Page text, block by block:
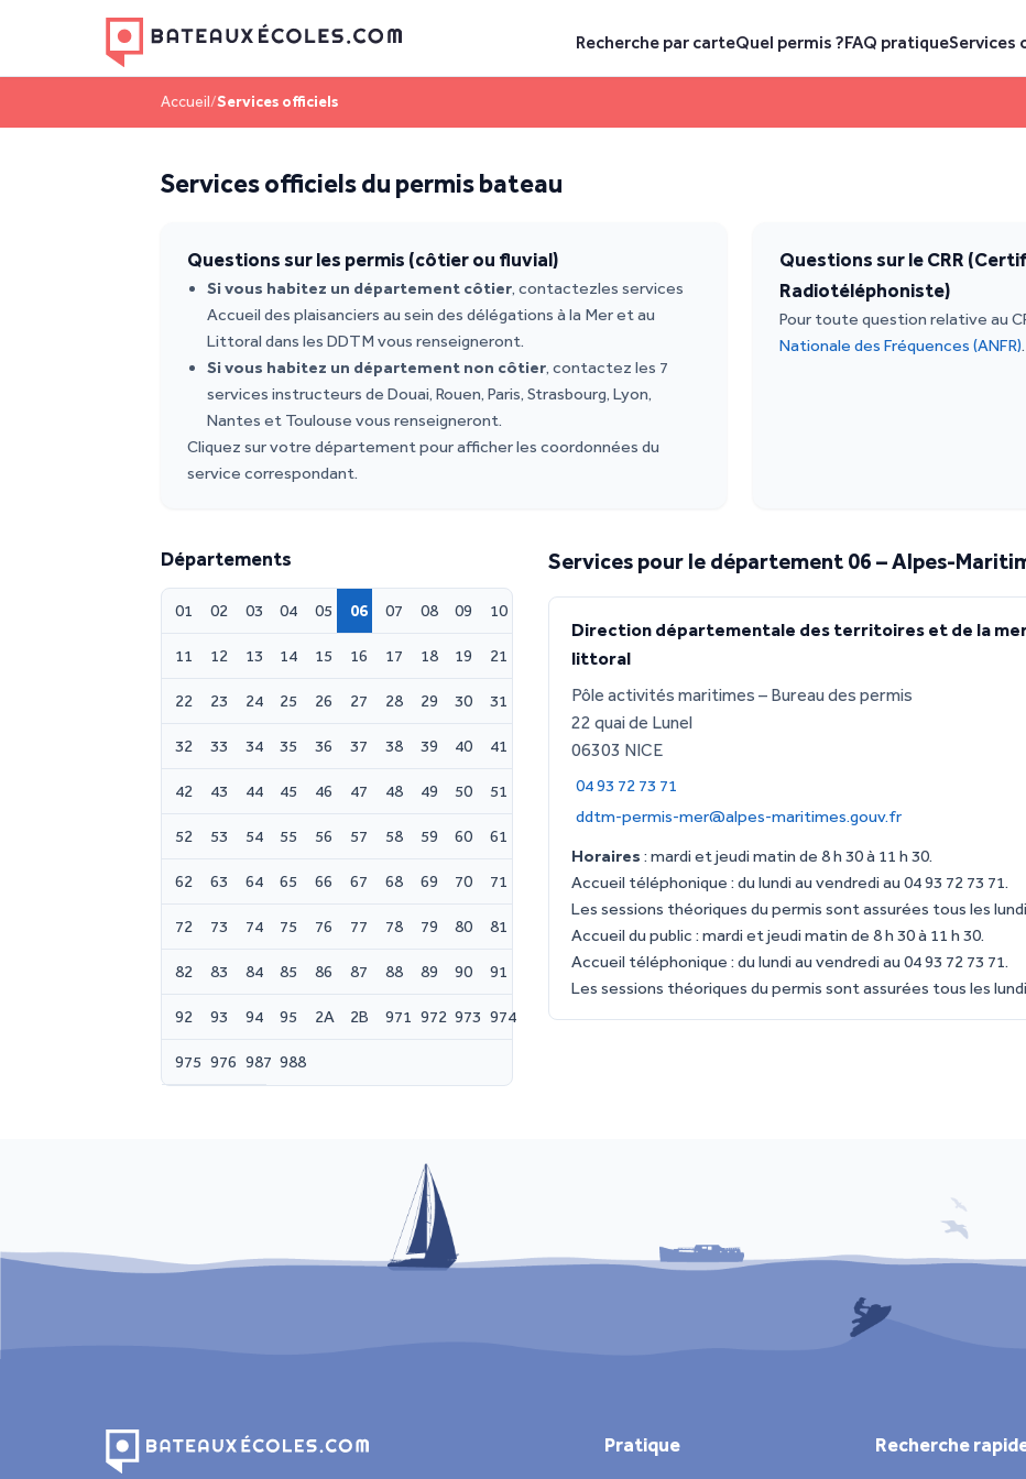
Recherche par carteQuel permis ?FAQ pratiqueServices
Accueil/Services officiels
Services officiels du permis bateau
Questions sur les permis (côtier ou fluvial)
Si vous habitez un département côtier, contactezles services
Accueil des plaisanciers au sein des délégations à la Mer et au
Littoral dans les DDTM vous renseigneront.
Si vous habitez un département non côtier, contactez les 7
services instructeurs de Douai, Rouen, Paris, Strasbourg, Lyon,
Nantes et Toulouse vous renseigneront.
Cliquez sur votre département pour afficher les coordonnées du
service correspondant.
Questions sur le CRR
Radiotéléphoniste)
Pour toute question relative au
Nationale des Fréquences (ANFR).
Départements
01 02 03 04 05 06 07 08 09 10
11 12 13 14 15 16 17 18 19 21
22 23 24 25 26 27 28 29 30 31
32 33 34 35 36 37 38 39 40 41
42 43 44 45 46 47 48 49 50 51
52 53 54 55 56 57 58 59 60 61
62 63 64 65 66 67 68 69 70 71
72 73 74 75 76 77 78 79 80 81
82 83 84 85 86 87 88 89 90 91
92 93 94 95 2A 2B 971 972 973 974
975 976 987 988
Services pour le département 06 – Alpes-
Direction départementale des territoires et de la
littoral
Pôle activités maritimes – Bureau des permis
22 quai de Lunel
06303 NICE
04 93 72 73 71
ddtm-permis-mer@alpes-maritimes.gouv.fr
Horaires : mardi et jeudi matin de 8 h 30 à 11 h 30.
Accueil téléphonique : du lundi au vendredi au 04 93 72 73 71.
Les sessions théoriques du permis sont assurées tous les
Accueil du public : mardi et jeudi matin de 8 h 30 à 11 h 30.
Accueil téléphonique : du lundi au vendredi au 04 93 72 73 71.
Les sessions théoriques du permis sont assurées tous les
Pratique Recherche